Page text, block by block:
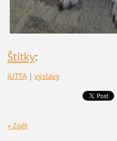
Štítky:
JUTTA | výstavy
« Zpět